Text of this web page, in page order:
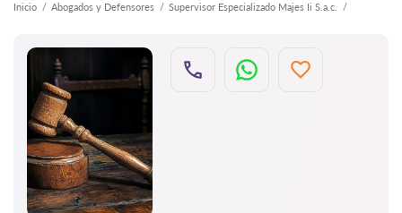
Inicio Abogados y Defensores Supervisor Especializado Majes Ii S.a.c.